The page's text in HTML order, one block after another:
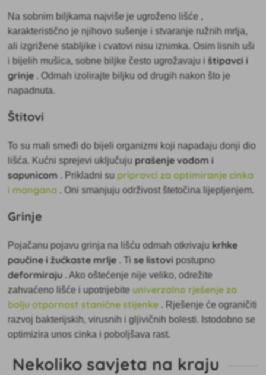
Na sobnim biljkama najviše je ugroženo lišće ,
karakteristično je njihovo sušenje i stvaranje ružnih mrlja,
ali izgrižene stabljike i cvatovi nisu iznimka. Osim lisnih uši
i bijelih mušica, sobne biljke često ugrožavaju ištipavci i
grinje. Odmah izolirajte biljku od drugih nakon što je
napadnuta.
Štitovi
To su mali smeđi do bijeli organizmi koji napadaju donji dio
lišća. Kućni sprejevi uključujuprašenje vodom i
sapunicom . Prikladni supripravci za optimiranje cinka
i mangana . Oni smanjuju održivost štetočina lijepljenjem.
Grinje
Pojačanu pojavu grinja na lišću odmah otkrivaju krhke
paučine i žućkaste mrlje. Tise listovi postupno
deformiraju . Ako oštećenje nije veliko, odrežite
zahvaćeno lišće i upotrijebiteuniverzalno rješenje za
bolju otpornost stanične stijenke . Rješenje će ograničiti
razvoj bakterijskih, virusnih i gljivičnih bolesti. Istodobno se
optimizira unos cinka i poboljšava rast.
Nekoliko savjeta na kraju